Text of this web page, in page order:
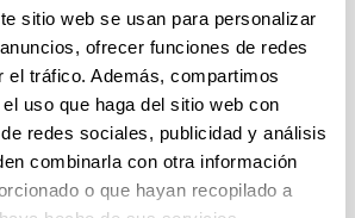
sitio web se usan para personalizar
ofrecer funciones de redes
el tráfico. Además, compartimos
uso que haga del sitio web con
redes sociales, publicidad y análisis
combinarla con otra información
o que hayan recopilado a
cuántica en fibras microestructuradas”
cerrado: 22/03/2023 - 14/04/2023 23:59
propuesta de adjudicación.
y fabricación de un generador compacto